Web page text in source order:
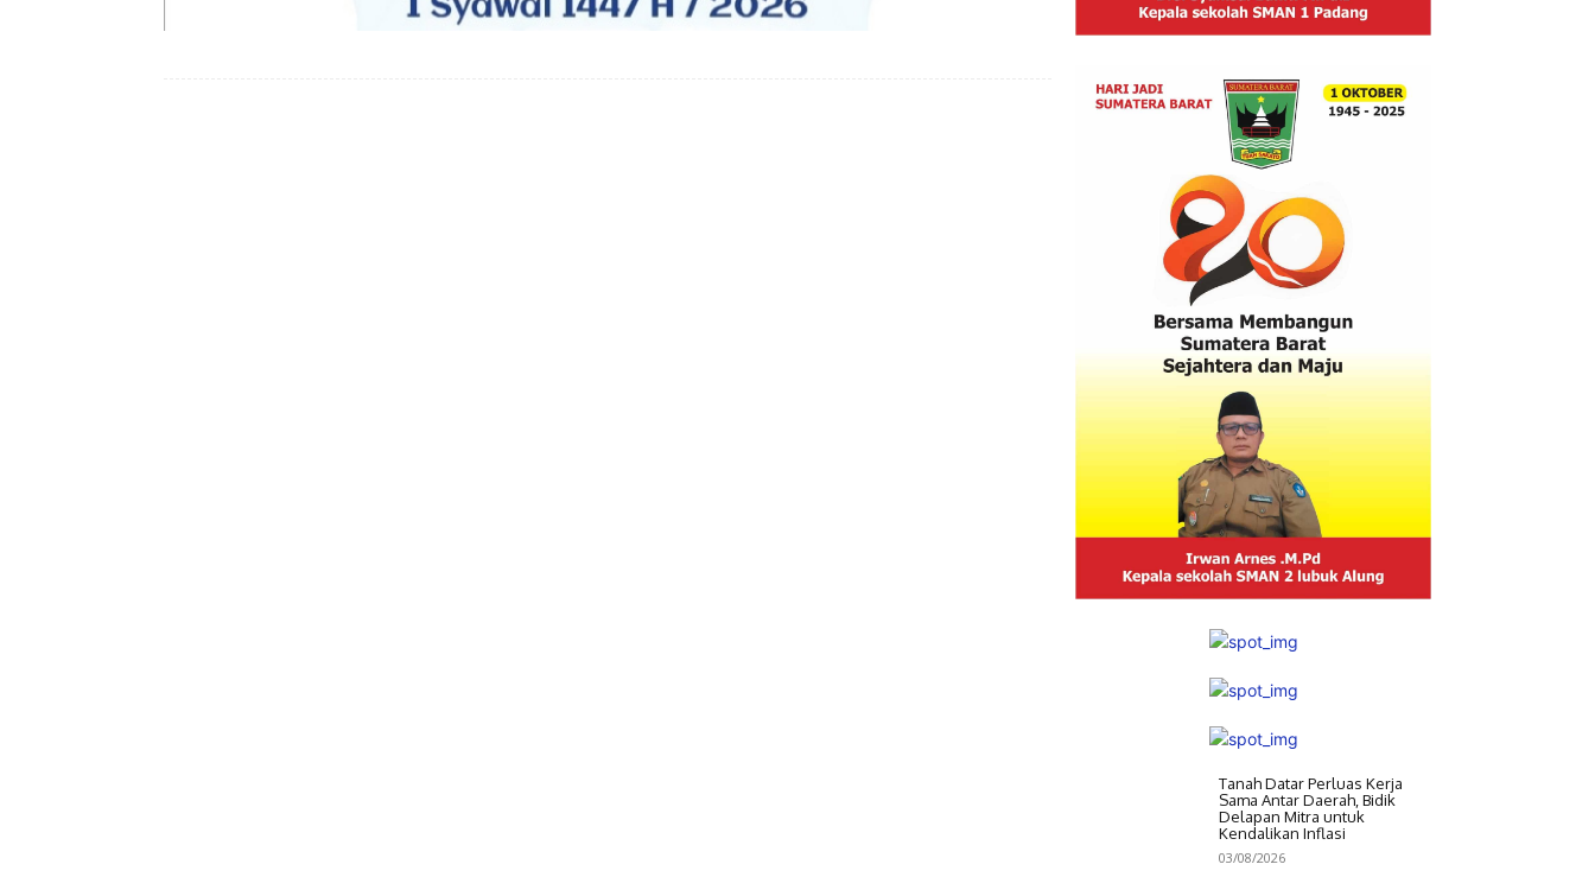
Tanah Datar Perluas Kerja
Sama Antar Daerah, Bidik
Delapan Mitra untuk
Kendalikan Inflasi
03/08/2026